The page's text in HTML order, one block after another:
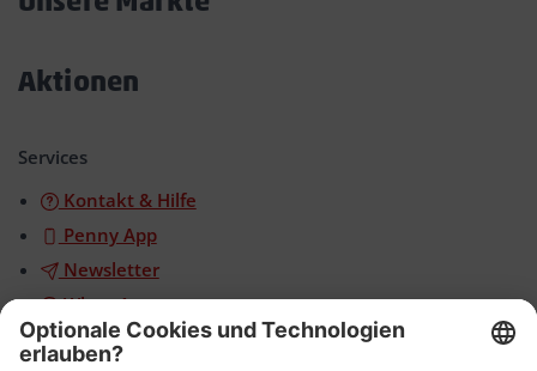
Aktionen
Services
Kontakt & Hilfe
Penny App
Newsletter
WhatsApp
App